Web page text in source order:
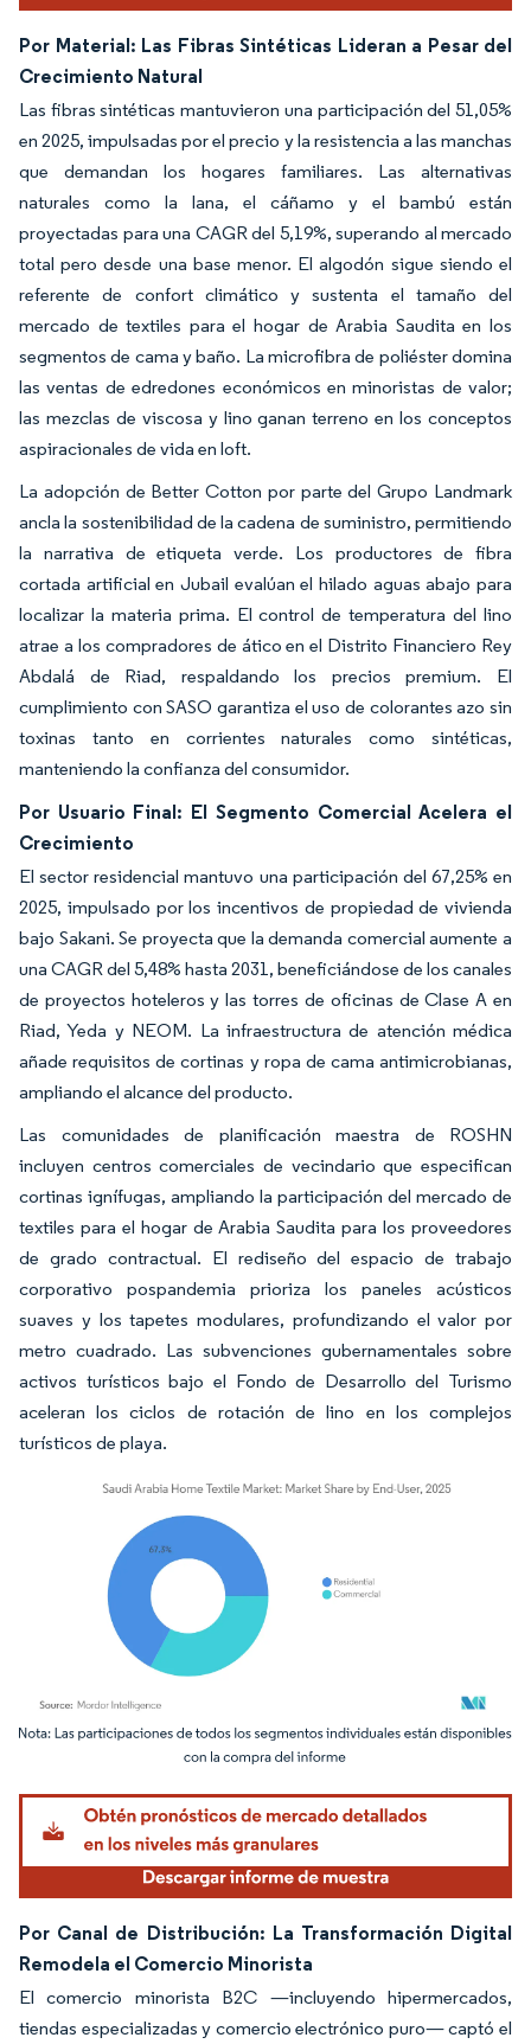
Por Material: Las Fibras Sintéticas Lideran a Pesar del
Crecimiento Natural
Las fibras sintéticas mantuvieron una participación del 51,05%
en 2025, impulsadas por el precio y la resistencia a las manchas
que demandan los hogares familiares. Las alternativas
naturales como la lana, el cáñamo y el bambú están
proyectadas para una CAGR del 5,19%, superando al mercado
total pero desde una base menor. El algodón sigue siendo el
referente de confort climático y sustenta el tamaño del
mercado de textiles para el hogar de Arabia Saudita en los
segmentos de cama y baño. La microfibra de poliéster domina
las ventas de edredones económicos en minoristas de valor;
las mezclas de viscosa y lino ganan terreno en los conceptos
aspiracionales de vida en loft.
La adopción de Better Cotton por parte del Grupo Landmark
ancla la sostenibilidad de la cadena de suministro, permitiendo
la narrativa de etiqueta verde. Los productores de fibra
cortada artificial en Jubail evalúan el hilado aguas abajo para
localizar la materia prima. El control de temperatura del lino
atrae a los compradores de ático en el Distrito Financiero Rey
Abdalá de Riad, respaldando los precios premium. El
cumplimiento con SASO garantiza el uso de colorantes azo sin
toxinas tanto en corrientes naturales como sintéticas,
manteniendo la confianza del consumidor.
Por Usuario Final: El Segmento Comercial Acelera el
Crecimiento
El sector residencial mantuvo una participación del 67,25% en
2025, impulsado por los incentivos de propiedad de vivienda
bajo Sakani. Se proyecta que la demanda comercial aumente a
una CAGR del 5,48% hasta 2031, beneficiándose de los canales
de proyectos hoteleros y las torres de oficinas de Clase A en
Riad, Yeda y NEOM. La infraestructura de atención médica
añade requisitos de cortinas y ropa de cama antimicrobianas,
ampliando el alcance del producto.
Las comunidades de planificación maestra de ROSHN
incluyen centros comerciales de vecindario que especifican
cortinas ignífugas, ampliando la participación del mercado de
textiles para el hogar de Arabia Saudita para los proveedores
de grado contractual. El rediseño del espacio de trabajo
corporativo pospandemia prioriza los paneles acústicos
suaves y los tapetes modulares, profundizando el valor por
metro cuadrado. Las subvenciones gubernamentales sobre
activos turísticos bajo el Fondo de Desarrollo del Turismo
aceleran los ciclos de rotación de lino en los complejos
turísticos de playa.
Imagen © Mordor Intelligence. El uso requiere atribución según CC BY 4.0.
Por Canal de Distribución: La Transformación Digital
Remodela el Comercio Minorista
El comercio minorista B2C —incluyendo hipermercados,
tiendas especializadas y comercio electrónico puro— captó el